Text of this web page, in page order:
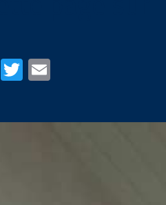
Facebook
Twitter